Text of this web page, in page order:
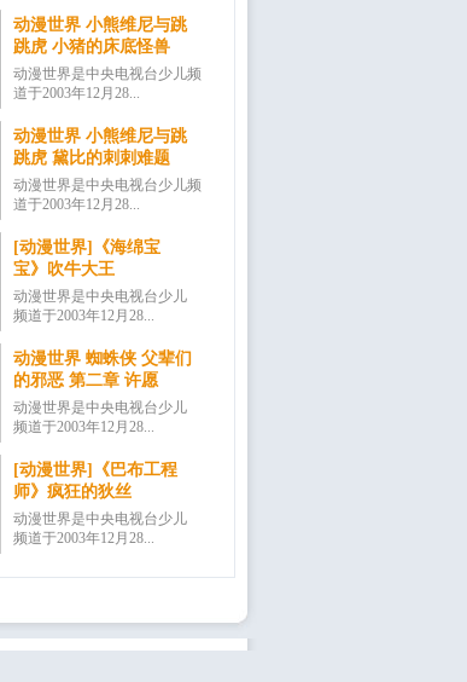
动漫世界 小熊维尼与跳
跳虎 小猪的床底怪兽
动漫世界是中央电视台少儿频
道于2003年12月28...
动漫世界 小熊维尼与跳
跳虎 黛比的刺刺难题
动漫世界是中央电视台少儿频
道于2003年12月28...
[动漫世界]《海绵宝
宝》吹牛大王
动漫世界是中央电视台少儿
频道于2003年12月28...
动漫世界 蜘蛛侠 父辈们
的邪恶 第二章 许愿
动漫世界是中央电视台少儿
频道于2003年12月28...
[动漫世界]《巴布工程
师》疯狂的狄丝
动漫世界是中央电视台少儿
频道于2003年12月28...